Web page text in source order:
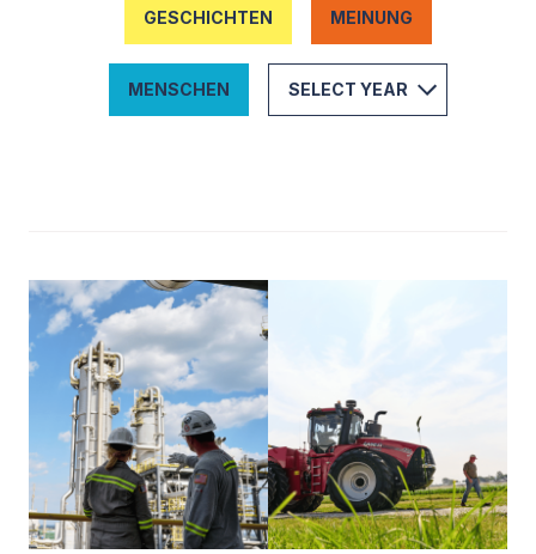
GESCHICHTEN MEINUNG
MENSCHEN